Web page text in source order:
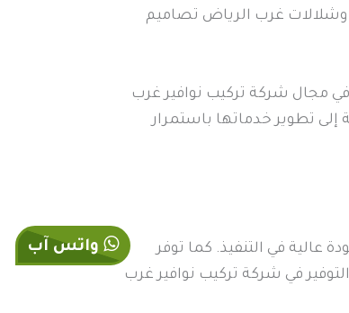
وشلالات غرب الرياض تصاميم
في مجال شركة تركيب نوافير غرب
تطوير خدماتها باستمرار
في التنفيذ. كما توفر
في شركة تركيب نوافير غرب
واتس آب